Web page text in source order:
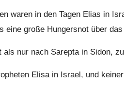
waren in den Tagen Elias in
große Hungersnot über
nur nach Sarepta in Sidon,
Elisa in Israel, und